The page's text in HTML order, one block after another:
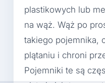
plastikowych lub
na wąż. Wąż po
takiego pojemnika,
plątaniu i chroni
Pojemniki te są